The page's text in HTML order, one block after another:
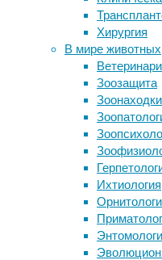
Хирургия
В мире животных
Зоозащита
Зоонаходки
Ихтиология
13:55
16/05/2021
антропология,
культура,
культурогенез,
общение,
общество,
отношения
Американские
ученые
опыт
жизни
борьбы с
В
неправильная
Иммунные
общего блага
Искусственная
в быту
Почему кошек
Следите за